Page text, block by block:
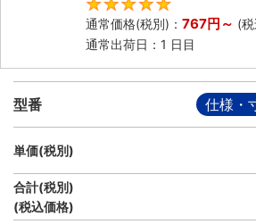
通常価格(税別)： 767円 ～ (税
通常出荷日：1 日目
型番 仕様・
単価(税別)
合計(税別)
(税込価格)